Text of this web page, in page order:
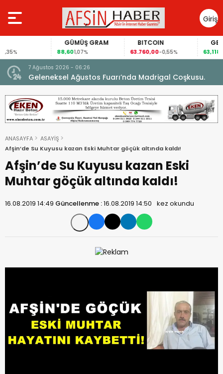
Giriş
Yap
GÜMÜŞ GRAM
1,07%
BITCOIN
63.760,00-0,55%
GBP/TRY
63,11840,07%
7 Ağustos 2026 - 06:26
Geleneksel Ağustos Fuarı’nda Madrigal Coşkusu.
ANASAYFA
ASAYİŞ
Afşin’de Su Kuyusu kazan Eski Muhtar göçük altında kaldı!
Afşin’de Su Kuyusu kazan Eski
Muhtar göçük altında kaldı!
16.08.2019 14:49 Güncellenme :16.08.2019 14:50 kez okundu